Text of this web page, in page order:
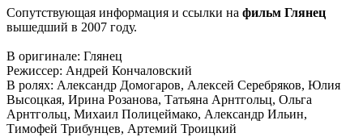
Сопутствующая информация и ссылки на фильм Глянец
вышедший в 2007 году.
В оригинале: Глянец
Режиссер: Андрей Кончаловский
В ролях: Александр Домогаров, Алексей Серебряков, Юлия
Высоцкая, Ирина Розанова, Татьяна Арнтгольц, Ольга
Арнтгольц, Михаил Полицеймако, Александр Ильин,
Тимофей Трибунцев, Артемий Троицкий